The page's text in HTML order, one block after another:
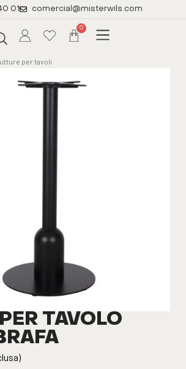
01 comercial@misterwils.com
0
per tavoli
TAVOLO